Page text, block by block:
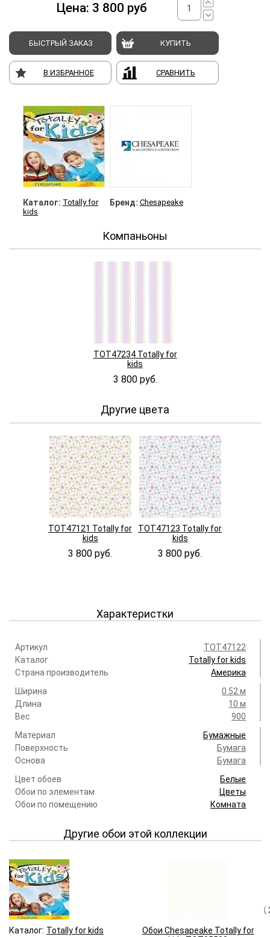
Цена: 3 800 руб
БЫСТРЫЙ ЗАКАЗ КУПИТЬ
В ИЗБРАННОЕ СРАВНИТЬ
Каталог: Totally for
kids
Бренд: Chesapeake
Компаньоны
TOT47234 Totally for
kids
3 800 руб.
Другие цвета
TOT47121 Totally for
kids
3 800 руб.
TOT47123 Totally for
kids
3 800 руб.
Характеристки
Артикул
TOT47122
Каталог
Totally for kids
Страна производитель
Америка
Ширина
0.52 м
Длина
10 м
Вес
900
Материал
Бумажные
Поверхность
Бумага
Основа
Бумага
Цвет обоев
Белые
Обои по элементам
Цветы
Обои по помещению
Комната
Другие обои этой коллекции
Каталог: Totally for kids
Обои Chesapeake Totally for